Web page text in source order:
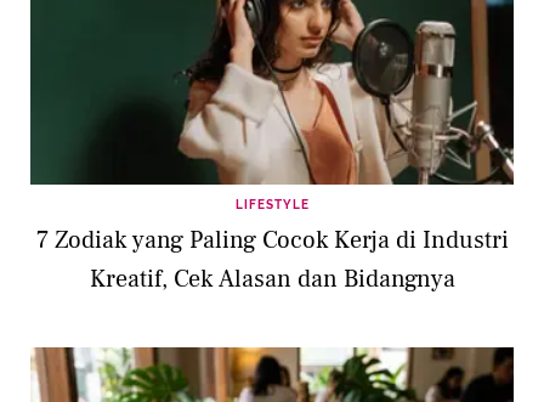
LIFESTYLE
7 Zodiak yang Paling Cocok Kerja di Industri
Kreatif, Cek Alasan dan Bidangnya